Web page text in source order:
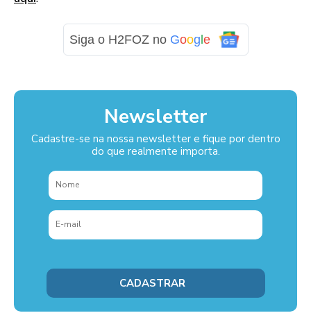
Siga o H2FOZ no Goog e
Newsletter
Cadastre-se na nossa newsletter e fique por dentro
do que realmente importa.